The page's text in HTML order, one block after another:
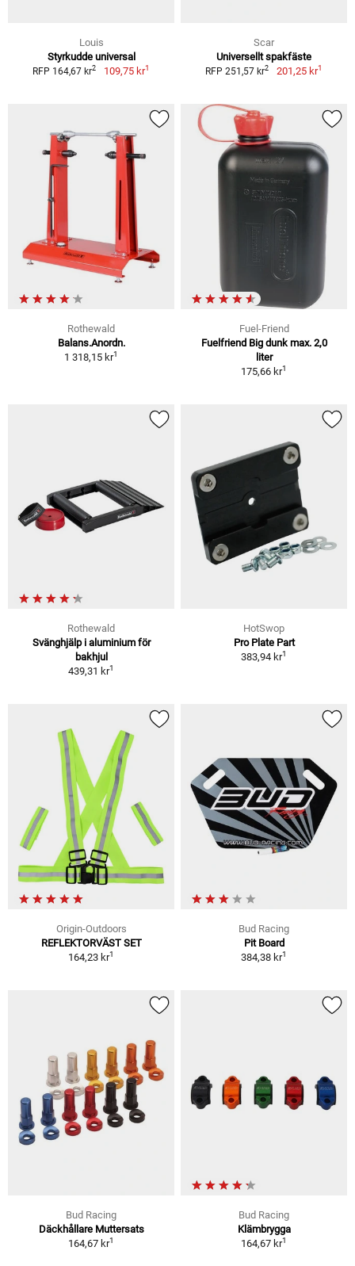
Louis
Styrkudde universal
RFP 164,67 kr2 109,75 kr1
Scar
Universellt spakfäste
RFP 251,57 kr2 201,25 kr1
Rothewald
Balans.Anordn.
1 318,15 kr1
Fuel-Friend
Fuelfriend Big dunk max. 2,0
liter
175,66 kr1
Rothewald
Svänghjälp i aluminium för
bakhjul
439,31 kr1
HotSwop
Pro Plate Part
383,94 kr1
Origin-Outdoors
REFLEKTORVÄST SET
164,23 kr1
Bud Racing
Pit Board
384,38 kr1
Bud Racing
Däckhållare Muttersats
164,67 kr1
Bud Racing
Klämbrygga
164,67 kr1